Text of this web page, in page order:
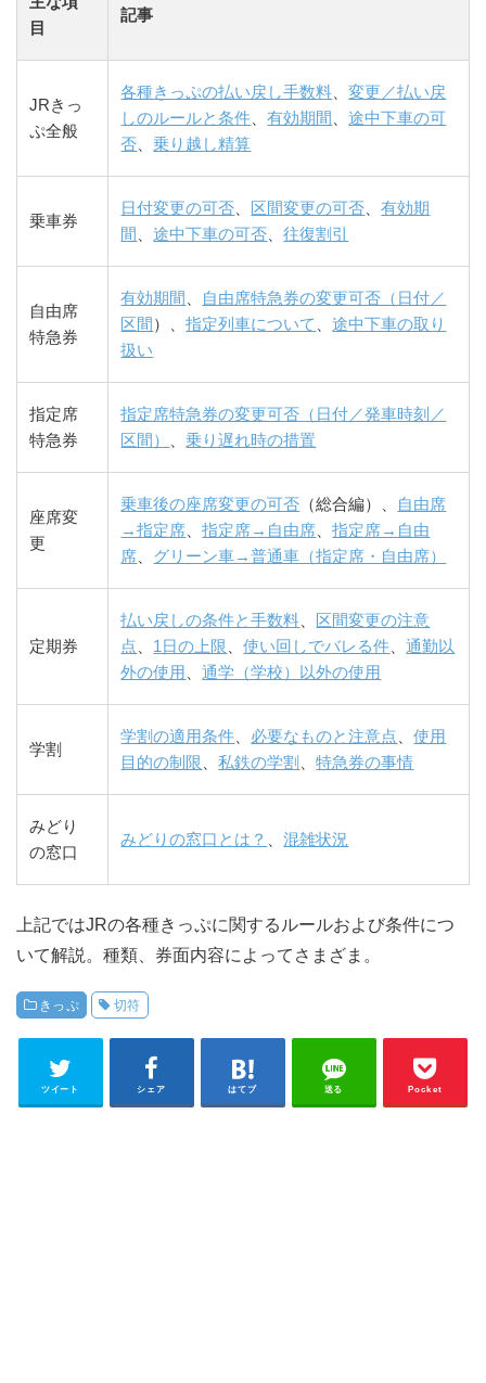
目
記事
JRきっ
ぷ全般
各種きっぷの払い戻し手数料、変更／払い戻
しのルールと条件、有効期間 、途中下車の可
否、乗り越し精算
乗車券
日付変更の可否、 区間変更の可否、有効期
間 、途中下車の可否、往復割引
自由席
特急券
有効期間 、 自由席特急券の変更可否（日付／
区間 ）、指定列車について 、途中下車の取り
扱い
指定席
特急券
指定席特急券の変更可否（日付／発車時刻／
区間） 、乗り遅れ時の措置
座席変
更
乗車後の座席変更の可否 （総合編）、 自由席
→指定席、指定席→自由席、指定席→自由
席、 グリーン車→普通車（指定席・自由席）
定期券
払い戻しの条件と手数料、
区間変更の注意
点、 1日の上限、使い回しでバレる件、通勤以
外の使用 、通学（学校）以外の使用
学割
学割の適用条件、 必要なものと注意点、使用
目的の制限、私鉄の学割 、特急券の事情
みどり
の窓口
みどりの窓口とは？ 、混雑状況
上記ではJRの各種きっぷに関するルールおよび条件につ
いて解説。種類、券面内容によってさまざま。
きっぷ 切符
ツイート シェア はてブ 送る Pocket